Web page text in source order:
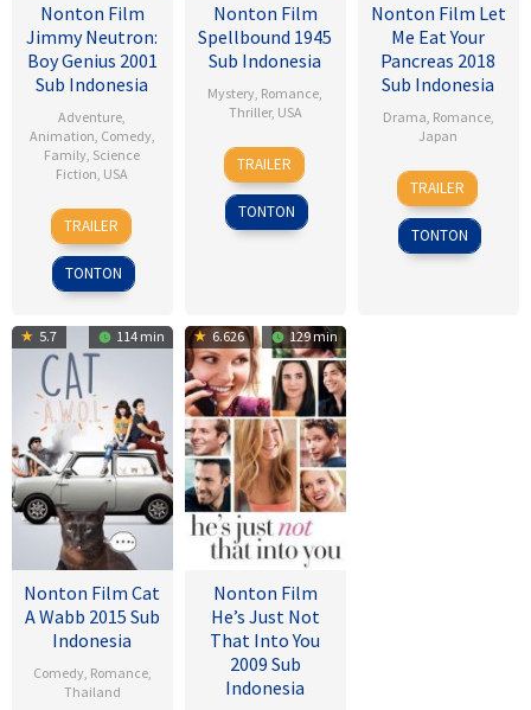
Nonton Film
Jimmy Neutron:
Boy Genius 2001
Sub Indonesia
Adventure,
Animation, Comedy,
Family, Science
Fiction, USA
14
Dec
2001
John
A.
Davis
TRAILER
TONTON
Nonton Film
Spellbound 1945
Sub Indonesia
Mystery, Romance,
Thriller, USA
8
Nov
1945
Alfred
Hitchcock
TRAILER
TONTON
Nonton Film Let
Me Eat Your
Pancreas 2018
Sub Indonesia
Drama, Romance,
Japan
28
Jul
2017
Sho
Tsukikawa
TRAILER
TONTON
5.7 114 min
Nonton Film Cat
A Wabb 2015 Sub
Indonesia
Comedy, Romance,
Thailand
6.626 129 min
Nonton Film
He’s Just Not
That Into You
2009 Sub
Indonesia